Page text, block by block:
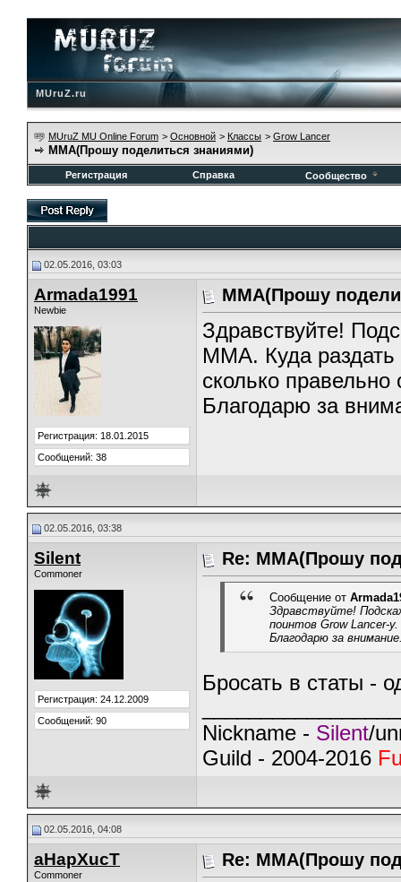
MUruZ.ru
MUruZ MU Online Forum > Основной > Классы > Grow Lancer
ММА(Прошу поделиться знаниями)
Регистрация Справка Сообщество
02.05.2016, 03:03
Armada1991
Newbie
Регистрация: 18.01.2015
Сообщений: 38
ММА(Прошу
Здравствуйте!
ММА. Куда
сколько
Благодарю за
02.05.2016, 03:38
Silent
Commoner
Регистрация: 24.12.2009
Сообщений: 90
Re: ММА(Прошу
Сообщение от
Здравствуйте!
поинтов Grow Lancer-
Благодарю за
Бросать в статы -
Nickname - Silent/
Guild - 2004-2016
02.05.2016, 04:08
aHapXucT
Commoner
Re: ММА(Прошу